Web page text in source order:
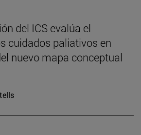
del ICS evalúa el
cuidados paliativos en
nuevo mapa conceptual